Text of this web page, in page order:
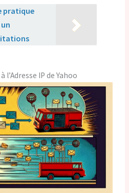
pratique
l’Adresse IP de Yahoo